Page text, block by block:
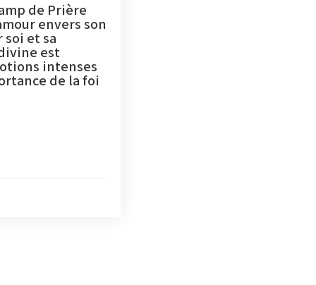
de Prière
envers son
soi et sa
est
intenses
de la foi